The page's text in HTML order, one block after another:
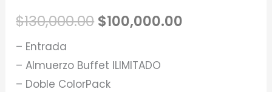
$130,000.00 $100,000.00
– Entrada
– Almuerzo Buffet ILIMITADO
– Doble ColorPack